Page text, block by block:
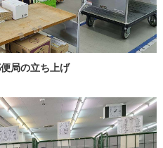
局の立ち上げ